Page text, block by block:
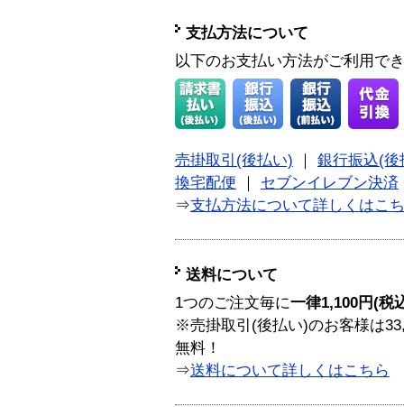
支払方法について
以下のお支払い方法がご利用で
売掛取引(後払い)
銀行振込(後
換宅配便
セブンイレブン決済
⇒支払方法について詳しくはこ
送料について
1つのご注文毎に一律1,100円(税
※売掛取引(後払い)のお客様は
無料！
⇒送料について詳しくはこちら